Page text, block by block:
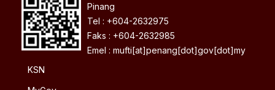
Pinang
Tel : +604-2632975
Faks : +604-2632985
Emel : mufti[at]penang[dot]gov[dot]my
KSN